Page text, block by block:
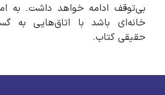
بی‌توقف ادامه خواهد داشت. به امید
خانه‌ای باشد با اتاق‌هایی به
حقیقی کتاب.